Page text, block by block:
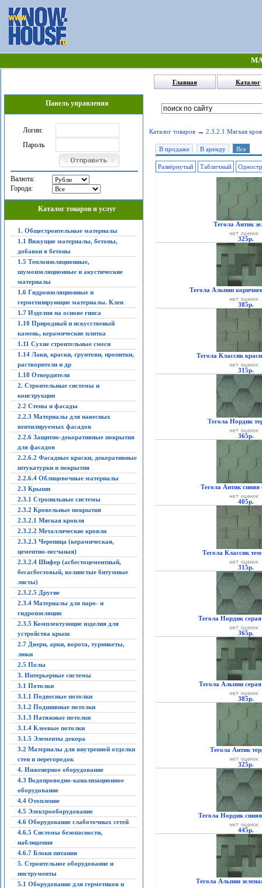
Главная Каталог
Панель управления
Логин:
Пароль
Валюта:
Города:
Каталог товаров и услуг
1. Общестроительные материалы
1.1 Вяжущие материалы, бетоны,
добавки в бетоны
1.5 Теплоизоляционные,
шумоизоляционные и акустические
материалы
1.6 Гидроизоляционные и
герметизирующие материалы. Клеи
1.7 Изделия на основе гипса
1.10 Природный и искусственый
камень, керамические плитка
1.11 Сухие строительные смеси
1.14 Лаки, краски, грунтови, пропитки,
растворители и др
1.18 Отвердители
2. Строительные системы и
конструкции
2.2 Стены и фасады
2.2.3 Материалы для навесных
вентилируемых фасадов
2.2.6 Защитно-декоративные покрытия
для фасадов
2.2.6.2 Фасадные краски, декоративные
штукатурки и покрытия
2.2.6.4 Облицовочные материалы
2.3 Крыши
2.3.1 Стропильные системы
2.3.2 Кровельные покрытия
2.3.2.1 Мягкая кровля
2.3.2.2 Металлические кровли
2.3.2.3 Черепица (керамическая,
цементно-песчаная)
2.3.2.4 Шифер (асбестоцементный,
бесасбестовый, волнистые битумные
листы)
2.3.2.5 Другие
2.3.4 Материалы для паро- и
гидроизоляции
2.3.5 Комплектующие изделия для
устройства крыш
2.7 Двери, арки, ворота, турникеты,
люки
2.5 Полы
3. Интерьерные системы
3.1 Потолки
3.1.1 Подвесные потолки
3.1.2 Подшивные потолки
3.1.3 Натяжные потолки
3.1.4 Клеевые потолки
3.1.5 Элементы декора
3.2 Материалы для внутренней отделки
стен и перегородок
4. Инженерное оборудование
4.3 Водопроводно-канализационное
оборудование
4.4 Отопление
4.5 Электрооборудование
4.6 Оборудование слаботочных сетей
4.6.5 Системы безопасности,
наблюдения
4.6.7 Блоки питания
5. Строительное оборудование и
инструменты
5.1 Оборудование для герметиков и
Каталог товаров→ 2.3.2.1 Мягкая
В продаже В аренду Все
Развёрнутый Табличный
Тегола Антик
325р.
Тегола Альпин
385р.
Тегола Классик
315р.
Тегола Нордик
365р.
Тегола Антик синяя
405р.
Тегола Классик
315р.
Тегола Нордик
365р.
Тегола Альпин
385р.
Тегола Антик
325р.
Тегола Нордик
445р.
Тегола Альпин